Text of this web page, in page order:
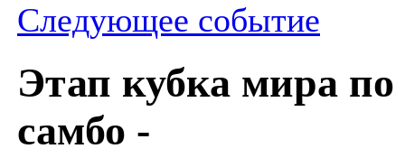
Следующее событие
Этап кубка мира по
самбо -